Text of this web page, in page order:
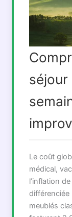
séjour
Le coût
médical,
l’inflation
différenciée
meublés